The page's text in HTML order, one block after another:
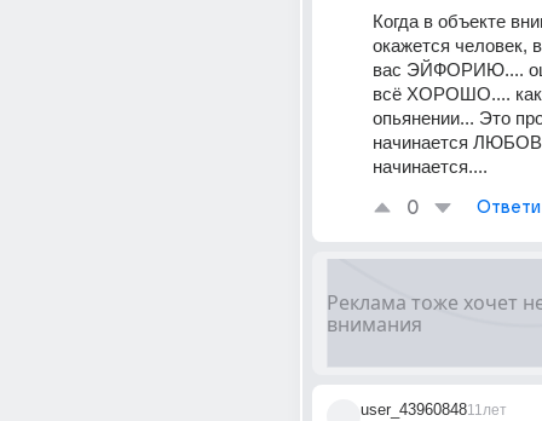
Когда в объекте
окажется человек,
вас ЭЙФОРИЮ....
всё ХОРОШО.... как
опьянении... Это
начинается
начинается....
0
user_4396084811лет